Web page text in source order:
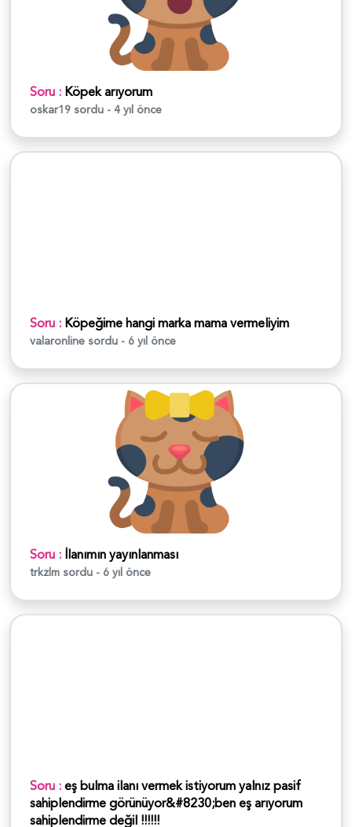
Soru : Köpek arıyorum
oskar19 sordu - 4 yıl önce
Soru : Köpeğime hangi marka mama vermeliyim
valaronline sordu - 6 yıl önce
Soru : İlanımın yayınlanması
trkzlm sordu - 6 yıl önce
Soru :eş bulma ilanı vermek istiyorum yalnız pasif
sahiplendirme görünüyor&#8230;ben eş arıyorum
sahiplendirme değil !!!!!!